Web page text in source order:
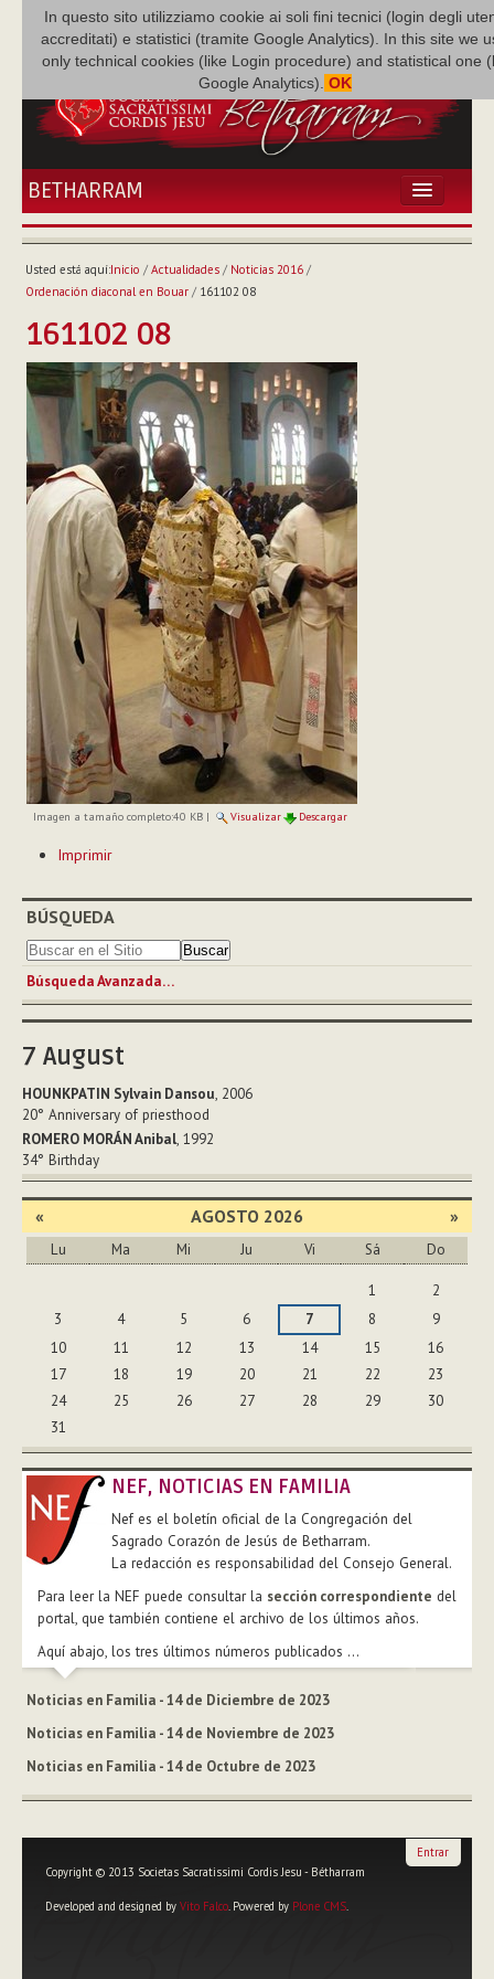
In questo sito utilizziamo cookie ai soli fini tecnici (login degli
accreditati) e statistici (tramite Google Analytics). In this site we
only technical cookies (like Login procedure) and statistical one
Google Analytics). OK
BETHARRAM
INICIO
BETHARRAM
MISIÓN
NEF
MULTIMEDIA
P. AUGUSTO ETCHECOPAR
Usted está aquí:Inicio / Actualidades/ Noticias 2016/
Ordenación diaconal en Bouar/ 161102 08
161102 08
Imagen a tamaño completo:40 KB| Visualizar Descargar
de
Imprimir
BÚSQUEDA
Búsqueda Avanzada…
7 August
HOUNKPATIN Sylvain Dansou, 2006
20° Anniversary of priesthood
ROMERO MORÁN Anibal, 1992
34° Birthday
« AGOSTO 2026 »
Lu Ma Mi Ju Vi Sá Do
1
2
3
4 5 6 7 8
9
10
11 12 13 14 15
16
17
18 19 20 21 22
23
24
25 26 27 28 29
30
31
NEF, NOTICIAS EN FAMILIA
Nef es el boletín oficial de la Congregación del
Sagrado Corazón de Jesús de Betharram.
La redacción es responsabilidad del Consejo General.
Para leer la NEF puede consultar la sección correspondiente del
portal, que también contiene el archivo de los últimos años.
Aquí abajo, los tres últimos números publicados ...
Noticias en Familia - 14 de Diciembre de 2023
Noticias en Familia - 14 de Noviembre de 2023
Noticias en Familia - 14 de Octubre de 2023
Copyright © 2013 Societas Sacratissimi Cordis Jesu - Bétharram
Developed and designed by Vito Falco. Powered by Plone CMS.
Entrar